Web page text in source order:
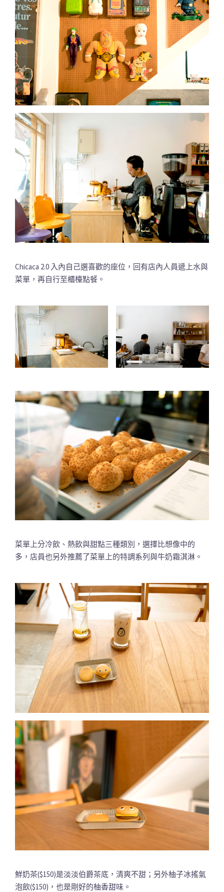
Chicaca 2.0 入內自己選喜歡的座位，回有店內人員遞上水與
菜單，再自行至櫃檯點餐。
菜單上分冷飲、熱飲與甜點三種類別，選擇比想像中的
多，店員也另外推薦了菜單上的特調系列與牛奶霜淇淋。
鮮奶茶($150)是淡淡伯爵茶底，清爽不甜；另外柚子冰搖氣
泡飲($150)，也是剛好的柚香甜味。